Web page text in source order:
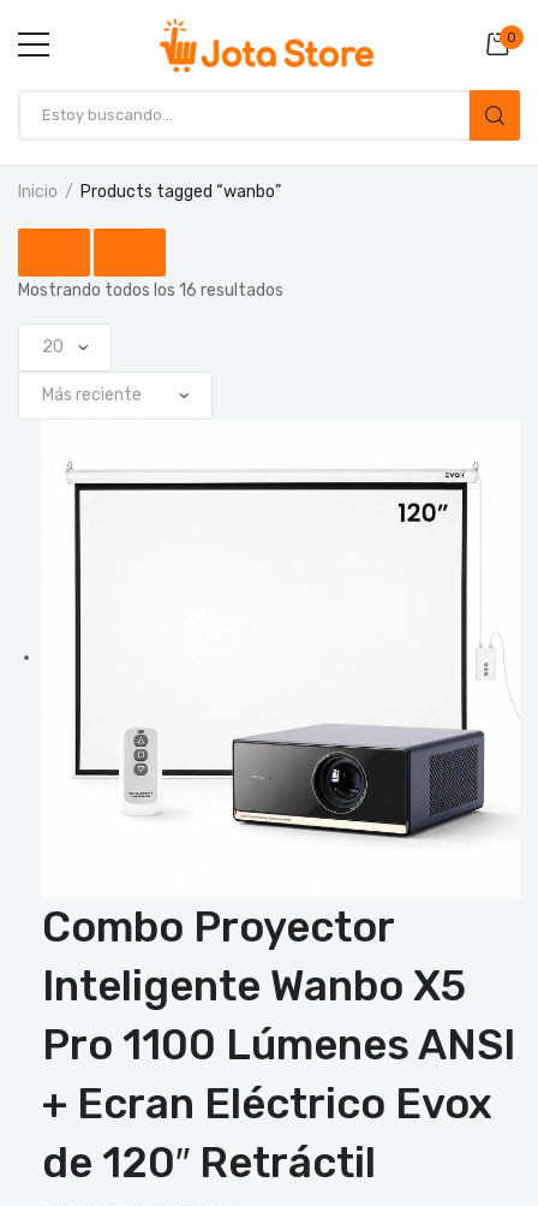
0
Inicio Products tagged “wanbo”
Mostrando todos los 16 resultados
Combo Proyector
Inteligente Wanbo X5
Pro 1100 Lúmenes ANSI
+ Ecran Eléctrico Evox
de 120″ Retráctil